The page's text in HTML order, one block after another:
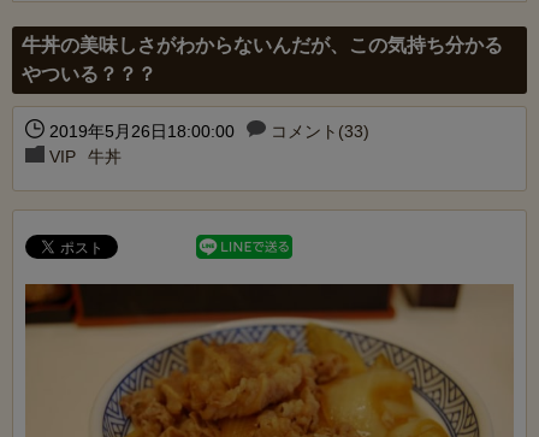
牛丼の美味しさがわからないんだが、この気持ち分かる
やついる？？？
2019年5月26日18:00:00
コメント(33)
VIP
牛丼